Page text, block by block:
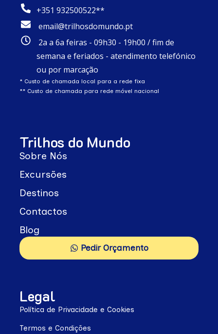
+351 932500522**
email@trilhosdomundo.pt
2a a 6a feiras - 09h30 - 19h00 / fim de
semana e feriados - atendimento telefónico
ou por marcação
* Custo de chamada local para a rede fixa
** Custo de chamada para rede móvel nacional
Trilhos do Mundo
Sobre Nós
Excursões
Destinos
Contactos
Blog
Pedir Orçamento
Legal
Política de Privacidade e Cookies
Termos e Condições